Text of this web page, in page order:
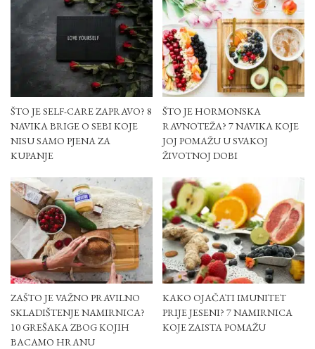
ŠTO JE SELF-CARE ZAPRAVO? 8
NAVIKA BRIGE O SEBI KOJE
NISU SAMO PJENA ZA
KUPANJE
ŠTO JE HORMONSKA
RAVNOTEŽA? 7 NAVIKA KOJE
JOJ POMAŽU U SVAKOJ
ŽIVOTNOJ DOBI
ZAŠTO JE VAŽNO PRAVILNO
SKLADIŠTENJE NAMIRNICA?
10 GREŠAKA ZBOG KOJIH
BACAMO HRANU
KAKO OJAČATI IMUNITET
PRIJE JESENI? 7 NAMIRNICA
KOJE ZAISTA POMAŽU